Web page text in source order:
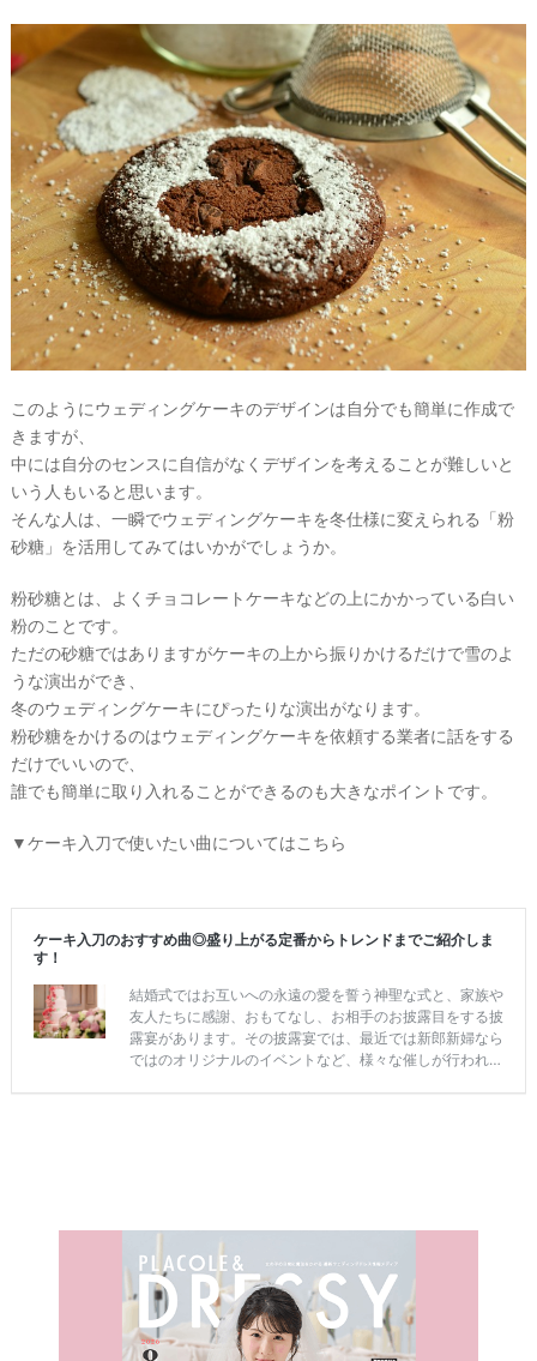
このようにウェディングケーキのデザインは自分でも簡単に作成で
きますが、
中には自分のセンスに自信がなくデザインを考えることが難しいと
いう人もいると思います。
そんな人は、一瞬でウェディングケーキを冬仕様に変えられる「粉
砂糖」を活用してみてはいかがでしょうか。
粉砂糖とは、よくチョコレートケーキなどの上にかかっている白い
粉のことです。
ただの砂糖ではありますがケーキの上から振りかけるだけで雪のよ
うな演出ができ、
冬のウェディングケーキにぴったりな演出がなります。
粉砂糖をかけるのはウェディングケーキを依頼する業者に話をする
だけでいいので、
誰でも簡単に取り入れることができるのも大きなポイントです。
▼ケーキ入刀で使いたい曲についてはこちら